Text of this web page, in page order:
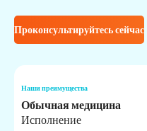
Проконсультируйтесь сейчас
Наши преимущества
Обычная медицина
Исполнение